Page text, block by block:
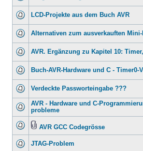
LCD-Projekte aus dem Buch AVR
Alternativen zum ausverkauften Mini-
AVR. Ergänzung zu Kapitel 10:
Buch-AVR-Hardware und C - Timer0-
Verdeckte Passworteingabe ???
AVR - Hardware und C-
probleme
AVR GCC Codegrösse
JTAG-Problem